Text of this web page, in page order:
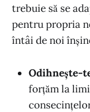
trebuie să se
pentru propria
întâi de noi
Odihnește-
forțăm la